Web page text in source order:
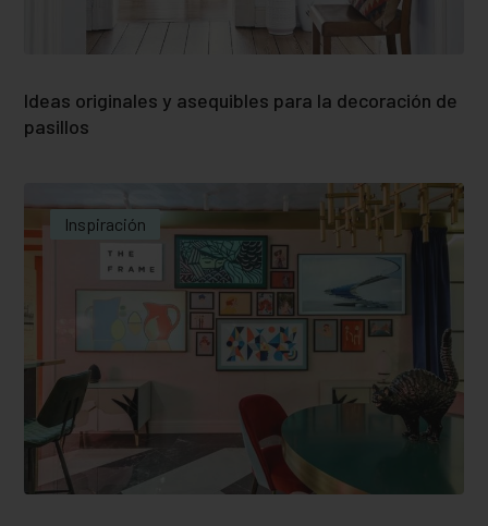
Ideas originales y asequibles para la decoración de
pasillos
Inspiración